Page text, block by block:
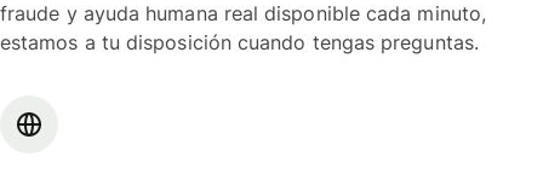
fraude y ayuda humana real disponible cada minuto,
estamos a tu disposición cuando tengas preguntas.